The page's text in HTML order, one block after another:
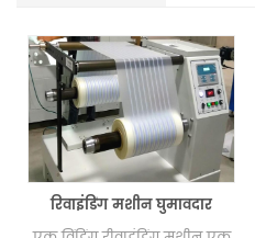
रिवाइंडिंग मशीन घुमावदार